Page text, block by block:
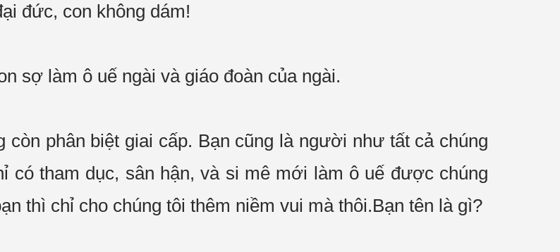
đức, con không dám!
sợ làm ô uế ngài và giáo đoàn của ngài.
còn phân biệt giai cấp. Bạn cũng là người như tất cả chúng
có tham dục, sân hận, và si mê mới làm ô uế được chúng
thì chỉ cho chúng tôi thêm niềm vui mà thôi.Bạn tên là gì?